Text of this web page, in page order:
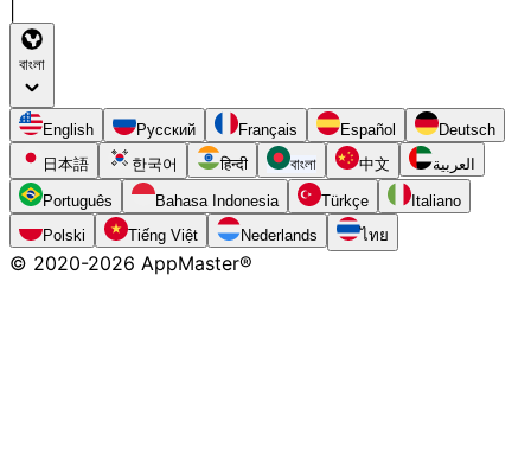
বাংলা
English Русский Français Español
Deutsch
日本語
한국어 हिन्दी বাংলা 中文 العربية
Português Bahasa Indonesia Türkçe
Italiano
Polski
Tiếng Việt Nederlands ไทย
© 2020-2026 AppMaster®